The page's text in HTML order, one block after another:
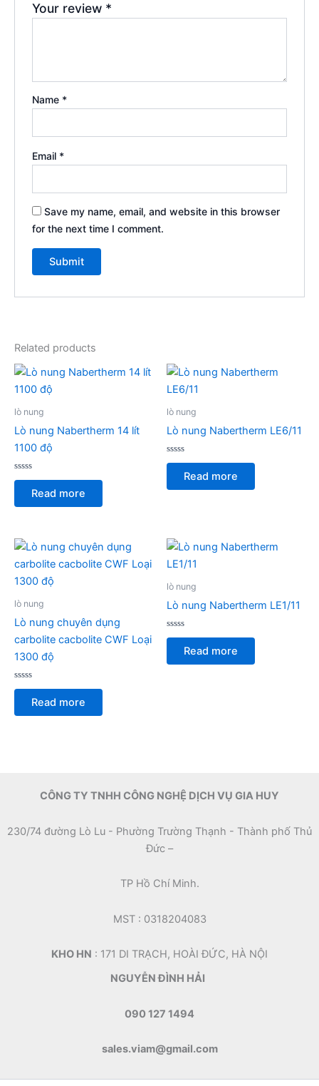
Your review *
Name *
Email *
Save my name, email, and website in this browser
for the next time I comment.
Related products
lò nung
Lò nung Nabertherm 14 lít
1100 độ
Rated
of
Read more
lò nung
Lò nung Nabertherm LE6/11
Rated
of
Read more
lò nung
Lò nung chuyên dụng
carbolite cacbolite CWF Loại
1300 độ
Rated
of
Read more
lò nung
Lò nung Nabertherm LE1/11
Rated
of
Read more
CÔNG TY TNHH CÔNG NGHỆ DỊCH VỤ GIA HUY
230/74 đường Lò Lu - Phường Trường Thạnh - Thành phố Thủ
Đức –
TP Hồ Chí Minh.
MST : 0318204083
KHO HN : 171 DI TRẠCH, HOÀI ĐỨC, HÀ NỘI
NGUYỄN ĐÌNH HẢI
090 127 1494
sales.viam@gmail.com